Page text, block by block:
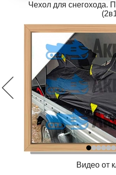
Чехол для снегохода.
Видео от